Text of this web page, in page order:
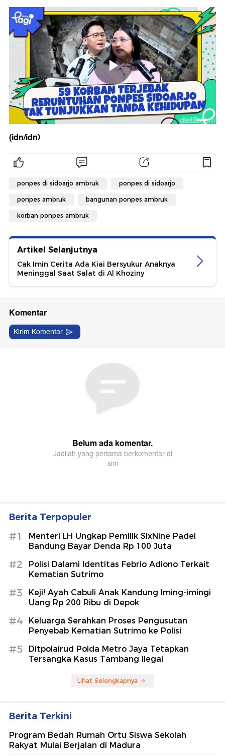
(idn/idn)
ponpes di sidoarjo ambruk ponpes di sidoarjo
ponpes ambruk bangunan ponpes ambruk
korban ponpes ambruk
Artikel Selanjutnya
Cak Imin Cerita Ada Kiai Bersyukur Anaknya
Meninggal Saat Salat di Al Khoziny
Berita Terpopuler
#1
Menteri LH Ungkap Pemilik SixNine Padel
Bandung Bayar Denda Rp 100 Juta
#2
Polisi Dalami Identitas Febrio Adiono Terkait
Kematian Sutrimo
#3
Keji! Ayah Cabuli Anak Kandung Iming-imingi
Uang Rp 200 Ribu di Depok
#4
Keluarga Serahkan Proses Pengusutan
Penyebab Kematian Sutrimo ke Polisi
#5
Ditpolairud Polda Metro Jaya Tetapkan
Tersangka Kasus Tambang Ilegal
Lihat Selengkapnya
Berita Terkini
Program Bedah Rumah Ortu Siswa Sekolah
Rakyat Mulai Berjalan di Madura